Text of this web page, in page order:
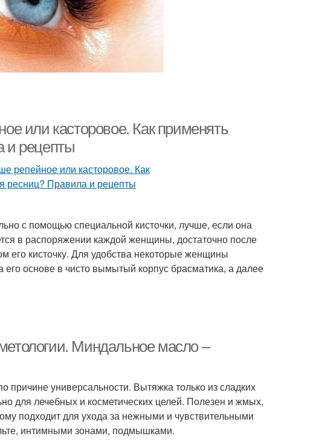
или касторовое. Как применять
и рецепты
с помощью специальной кисточки, лучше, если она
в распоряжении каждой женщины, достаточно после
его кисточку. Для удобства некоторые женщины
основе в чисто вымытый корпус брасматика, а далее
Миндальное масло –
универсальности. Вытяжка только из сладких
для лечебных и косметических целей. Полезен и жмых,
подходит для ухода за нежными и чувствительными
интимными зонами, подмышками.